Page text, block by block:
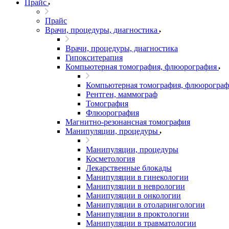
Прайс
Прайс
Врачи, процедуры, диагностика
Врачи, процедуры, диагностика
Гипокситерапия
Компьютерная томография, флюорография
Компьютерная томография,
Рентген, маммограф
Томография
Флюорография
Магнитно-резонансная томография
Манипуляции, процедуры
Манипуляции, процедуры
Косметология
Лекарственные блокады
Манипуляции в гинекологии
Манипуляции в неврологии
Манипуляции в онкологии
Манипуляции в отоларингологии
Манипуляции в проктологии
Манипуляции в травматологии